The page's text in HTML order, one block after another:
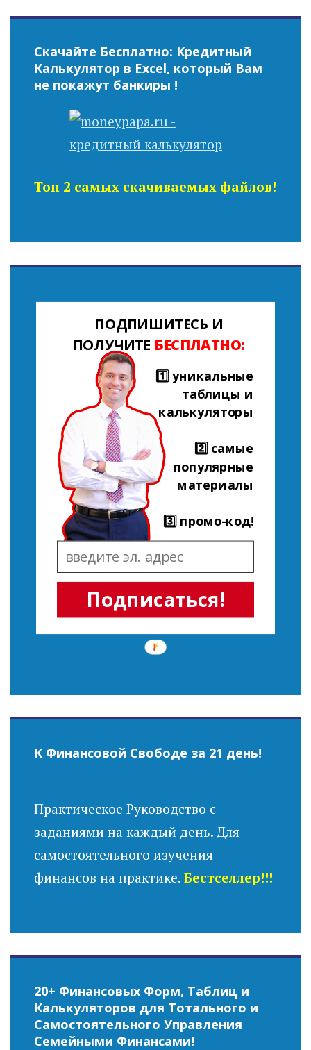
Скачайте Бесплатно: Кредитный
Калькулятор в Excel, который Вам
не покажут банкиры !
Топ 2 самых скачиваемых файлов!
Подписаться!
ПОДПИШИТЕСЬ И
ПОЛУЧИТЕ БЕСПЛАТНО:
1️⃣ уникальные
таблицы и
калькуляторы
2️⃣ самые
популярные
материалы
3️⃣ промо-код!
К Финансовой Свободе за 21 день!
Практическое Руководство с
заданиями на каждый день. Для
самостоятельного изучения
финансов на практике. Бестселлер!!!
20+ Финансовых Форм, Таблиц и
Калькуляторов для Тотального и
Самостоятельного Управления
Семейными Финансами!